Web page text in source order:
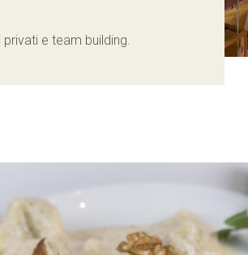
e team building.